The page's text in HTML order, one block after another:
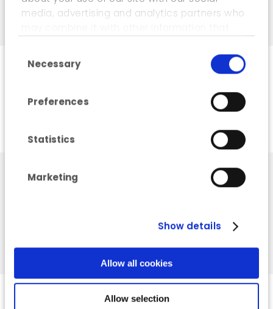
media, advertising and analytics partners who
collected from your use of their services.
Necessary
Preferences
Statistics
Marketing
Show details
Allow all cookies
Allow selection
SCA